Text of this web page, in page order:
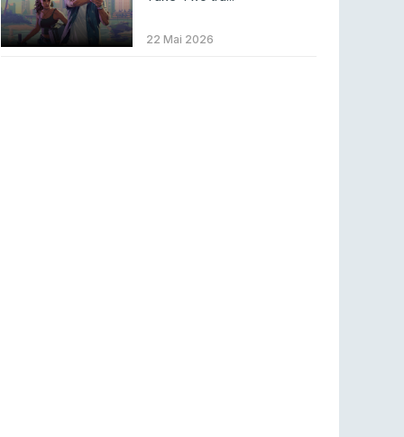
MOUZ surpreende Spirit para vencer BLAST
Bounty
22 Mai 2026